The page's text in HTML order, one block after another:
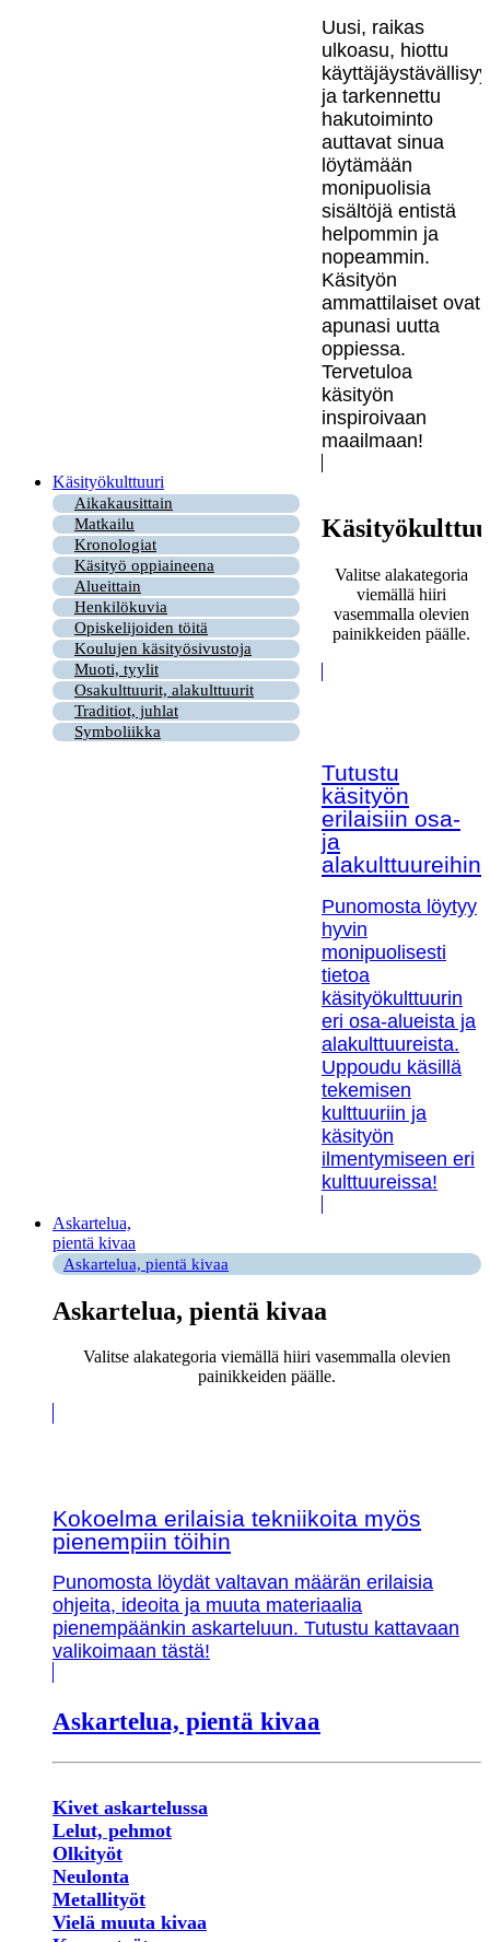
Uusi, raikas
ulkoasu, hiottu
ja tarkennettu
hakutoiminto
auttavat sinua
löytämään
monipuolisia
sisältöjä entistä
helpommin ja
nopeammin.
Käsityön
ammattilaiset ovat
apunasi uutta
oppiessa.
Tervetuloa
käsityön
inspiroivaan
maailmaan!
Käsityökulttuuri
Aikakausittain
Matkailu
Kronologiat
Käsityö oppiaineena
Alueittain
Henkilökuvia
Opiskelijoiden töitä
Koulujen käsityösivustoja
Muoti, tyylit
Osakulttuurit, alakulttuurit
Traditiot, juhlat
Symboliikka
Valitse alakategoria
viemällä hiiri
vasemmalla olevien
painikkeiden päälle.
Tutustu
käsityön
erilaisiin osa-
ja
alakulttuureihin!
Punomosta löytyy
hyvin
monipuolisesti
tietoa
käsityökulttuurin
eri osa-alueista ja
alakulttuureista.
Uppoudu käsillä
tekemisen
kulttuuriin ja
käsityön
ilmentymiseen eri
kulttuureissa!
Askartelua,
pientä kivaa
Askartelua, pientä kivaa
Askartelua, pientä kivaa
Valitse alakategoria viemällä hiiri vasemmalla olevien
painikkeiden päälle.
Kokoelma erilaisia tekniikoita myös
pienempiin töihin
Punomosta löydät valtavan määrän erilaisia
ohjeita, ideoita ja muuta materiaalia
pienempäänkin askarteluun. Tutustu kattavaan
valikoimaan tästä!
Askartelua, pientä kivaa
Kivet askartelussa
Lelut, pehmot
Olkityöt
Neulonta
Metallityöt
Vielä muuta kivaa